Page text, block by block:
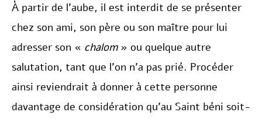
À partir de l’aube, il est interdit de se présenter
chez son ami, son père ou son maître pour lui
adresser son « chalom» ou quelque autre
salutation, tant que l’on n’a pas prié. Procéder
ainsi reviendrait à donner à cette personne
davantage de considération qu’au Saint béni soit-